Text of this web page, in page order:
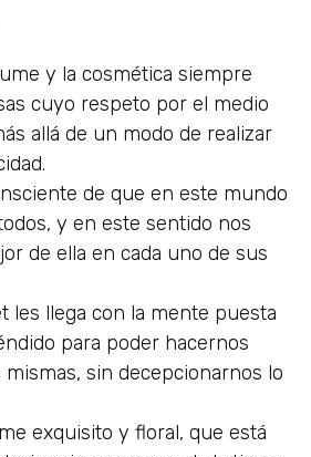
y la cosmética siempre
cuyo respeto por el medio
allá de un modo de realizar
de que en este mundo
y en este sentido nos
de ella en cada uno de sus
les llega con la mente puesta
para poder hacernos
sin decepcionarnos lo
exquisito y floral, que está